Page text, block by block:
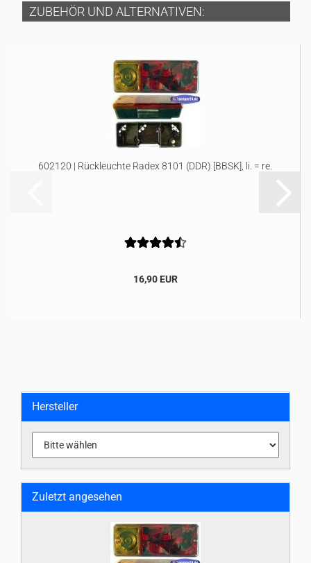
ZUBEHÖR UND ALTERNATIVEN:
602120 | Rückleuchte Radex 8101 (DDR) [BBSK], li. = re.
16,90 EUR
Hersteller
Zuletzt angesehen